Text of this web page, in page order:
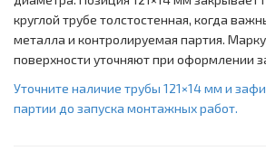
круглой трубе толстостенная, когда
металла и контролируемая партия.
поверхности уточняют при оформлении
Уточните наличие трубы 121×14 мм и
партии до запуска монтажных работ.